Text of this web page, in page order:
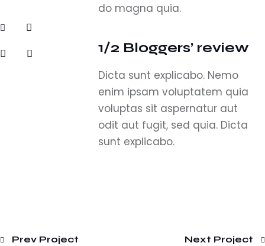
do magna quia.
1/2 Bloggers’ review
Dicta sunt explicabo. Nemo
enim ipsam voluptatem quia
voluptas sit aspernatur aut
odit aut fugit, sed quia. Dicta
sunt explicabo.
Prev Project Next Project